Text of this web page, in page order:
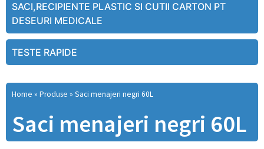
SACI,RECIPIENTE PLASTIC SI CUTII CARTON PT
DESEURI MEDICALE
TESTE RAPIDE
Home » Produse » Saci menajeri negri 60L
Saci menajeri negri 60L